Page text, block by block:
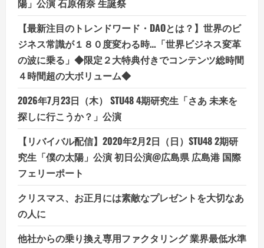
陽」公演 石原侑奈 生誕祭
【最新注目のトレンドワード・DAOとは？】世界のビ
ジネス常識が１８０度変わる時…「世界ビジネス変革
の波に乗る」◆限定２大特典付きでコンテンツ総時間
４時間超の大ボリューム◆
2026年7月23日（木） STU48 4期研究生「さあ 未来を
探しに行こうか？」公演
【リバイバル配信】2020年2月2日（日）STU48 2期研
究生「僕の太陽」公演 初日公演@広島県 広島港 国際
フェリーポート
クリスマス、お正月には素敵なプレゼントを大切なあ
の人に
他社からの乗り換え専用ファクタリング 業界最低水準